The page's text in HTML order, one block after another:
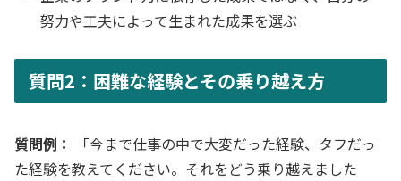
努力や工夫によって生まれた成果を選ぶ
質問2：困難な経験とその乗り越え方
質問例：
「今まで仕事の中で大変だった経験、タフだっ
た経験を教えてください。それをどう乗り越えました